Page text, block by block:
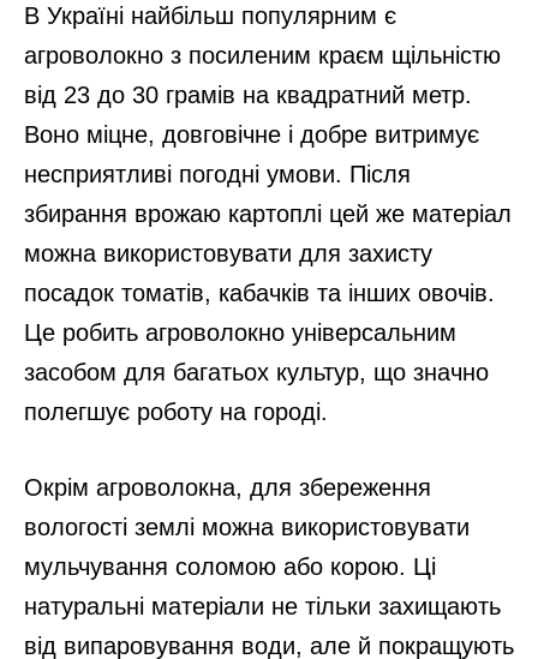
В Україні найбільш популярним є
агроволокно з посиленим краєм щільністю
від 23 до 30 грамів на квадратний метр.
Воно міцне, довговічне і добре витримує
несприятливі погодні умови. Після
збирання врожаю картоплі цей же матеріал
можна використовувати для захисту
посадок томатів, кабачків та інших овочів.
Це робить агроволокно універсальним
засобом для багатьох культур, що значно
полегшує роботу на городі.
Окрім агроволокна, для збереження
вологості землі можна використовувати
мульчування соломою або корою. Ці
натуральні матеріали не тільки захищають
від випаровування води, але й покращують